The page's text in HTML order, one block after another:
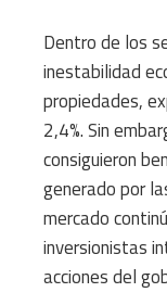
Dentro de los
inestabilidad
propiedades,
2,4%. Sin
consiguieron
generado por
mercado
inversionistas
acciones del